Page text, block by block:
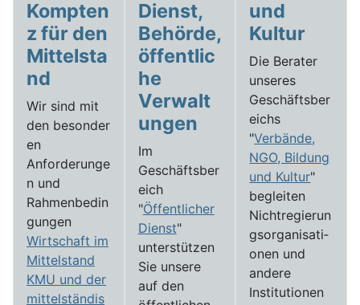
Kompten
z für den
Mittelsta
nd
Wir sind mit
den besonder
en
Anforderunge
n und
Rahmenbedin
gungen
Wirtschaft im
Mittelstand
KMU und der
mittelständis
Dienst,
Behörde,
öffentlic
he
Verwalt
ungen
Im
Geschäftsber
eich
"Öffentlicher
Dienst"
unterstützen
Sie unsere
auf den
und
Kultur
Die Berater
unseres
Geschäftsber
eichs
"Verbände,
NGO, Bildung
und Kultur"
begleiten
Nichtregierun
gs­­­organi­sati­
onen und
andere
Institutionen